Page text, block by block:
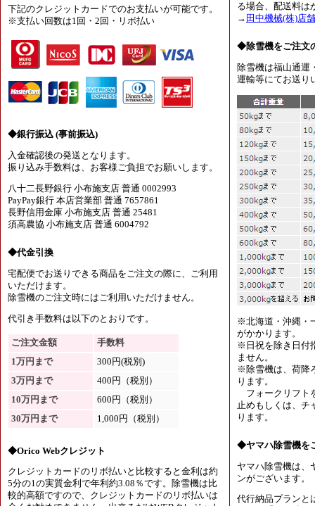
下記のクレジットカードでのお支払いが可能です。
※支払い回数は1回・2回・リボ払い
◆銀行振込 (事前振込)
入金確認後の発送となります。
振り込み手数料は、お客様ご負担でお願いします。
八十二長野銀行 小布施支店 普通 0002993
PayPay銀行 本店営業部 普通 7657861
長野信用金庫 小布施支店 普通 25481
須高農協 小布施支店 普通 6004792
◆代金引換
宅配便でお送りできる商品をご注文の際に、ご利用
いただけます。
除雪機のご注文時にはご利用いただけません。
代引き手数料は以下のとおりです。
ご注文金額
手数料
1万円まで
300円(税別)
3万円まで
400円（税別）
10万円まで
600円（税別）
30万円まで
1,000円（税別）
◆Orico Webクレジット
クレジットカードのリボ払いと比較すると金利は約
5分の1の実質金利で年利約3.08％です。除雪機は比
較的高額ですので、クレジットカードのリボ払いは
る場合、配送料は
→ 田中機械(株)店
◆除雪機をご注文
除雪機は福山通運
運輸等にてお送り
※北海道・沖縄・
がかかります。
※日祝を除き日付
ません。
※除雪機は、荷降
ります。
フォークリフト
止めもしくは、チ
ります。
◆ヤマハ除雪機を
ヤマハ除雪機は、
ンがございます。
代行納品プランと